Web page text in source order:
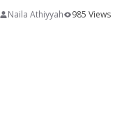
Naila Athiyyah 985 Views